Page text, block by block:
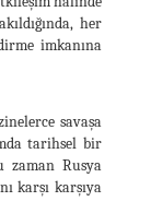
her
imkanına
savaşa
tarihsel bir
zaman Rusya
karşı karşıya